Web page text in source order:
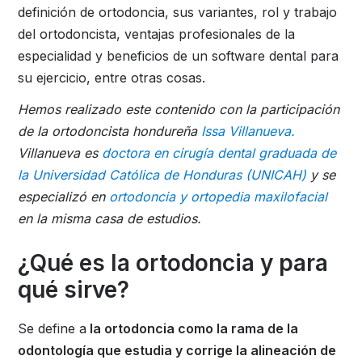
definición de ortodoncia, sus variantes, rol y trabajo
del ortodoncista, ventajas profesionales de la
especialidad y beneficios de un software dental para
su ejercicio, entre otras cosas.
Hemos realizado este contenido con la participación
de la ortodoncista hondureñaIssa Villanueva.
Villanueva es doctora en cirugía dental graduada de
la Universidad Católica de Honduras (UNICAH) y se
especializó enortodoncia y ortopedia maxilofacial
en la misma casa de estudios.
¿Qué es la ortodoncia y para
qué sirve?
Se define a la ortodoncia como la rama de la
odontología que estudia y corrige la alineación de